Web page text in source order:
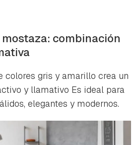
combinación
colores gris y amarillo crea un
y llamativo Es ideal para
elegantes y modernos.